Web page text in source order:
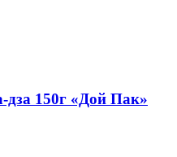
дза 150г «Дой Пак»